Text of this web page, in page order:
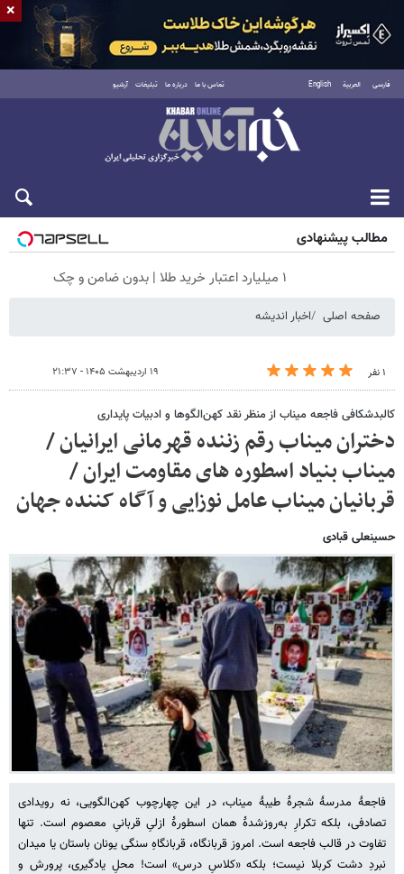
فارسی العربية English تماس با ما درباره ما تبلیغات آرشیو
شنبه ۱۷ مرداد ۱۴۰۵
مطالب پیشنهادی
۱ میلیارد اعتبار خرید طلا | بدون ضامن و چک
صفحه اصلی اخبار اندیشه
۱ نفر ۱۹ اردیبهشت ۱۴۰۵ - ۲۱:۳۷
کالبدشکافی فاجعه میناب از منظر نقد کهن‌الگوها و ادبیات پایداری
دختران میناب رقم زننده قهرمانی ایرانیان /
میناب بنیاد اسطوره های مقاومت ایران /
قربانیان میناب عامل نوزایی و آگاه کننده جهان
حسینعلی قبادی
فاجعۀ مدرسۀ شجرۀ طیبۀ میناب، در این چهارچوب کهن‌الگویی، نه رویدادی
تصادفی، بلکه تکرارِ به‌روزشدۀ همان اسطورۀ ازلیِ قربانیِ معصوم است. تنها
تفاوت در قالب فاجعه است. امروز قربانگاه، قربانگاهِ سنگی یونان باستان یا میدان
نبردِ دشت کربلا نیست؛ بلکه «کلاسِ درس» است! محلِ یادگیری، پرورش و
×